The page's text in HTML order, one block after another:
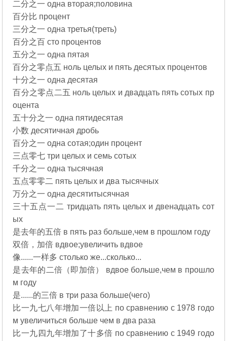
二分之一 одна вторая;половина
百分比 процент
三分之一 одна третья(треть)
百分之百 сто процентов
五分之一 одна пятая
百分之零点五 ноль целых и пять десятых процентов
十分之一 одна десятая
百分之零点二五 ноль целых и двадцать пять сотых пр
оцента
五十分之一 одна пятидесятая
小数 десятичная дробь
百分之一 одна сотая;один процент
三点零七 три целых и семь сотых
千分之一 одна тысячная
五点零零二 пять целых и два тысячных
万分之一 одна десятитысячная
三十五点一二 тридцать пять целых и двенадцать сот
ых
是去年的五倍 в пять раз больше,чем в прошлом году
双倍，加倍 вдвое;увеличить вдвое
像......一样多 столько же...сколько...
是去年的二倍（即加倍） вдвое больше,чем в прошло
м году
是......的三倍 в три раза больше(чего)
比一九七八年增加一倍以上 по сравнению с 1978 годо
м увеличиться больше чем в два раза
比一九四九年增加了十多倍 по сравнению с 1949 годо